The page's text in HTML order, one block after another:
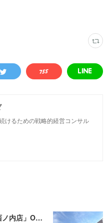
けるための戦略的経営コンサル
ヨークパーク「ヨークベニマル西ノ内店」OPEN‼